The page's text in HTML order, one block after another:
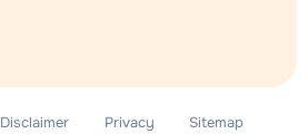
Disclaimer Privacy Sitemap